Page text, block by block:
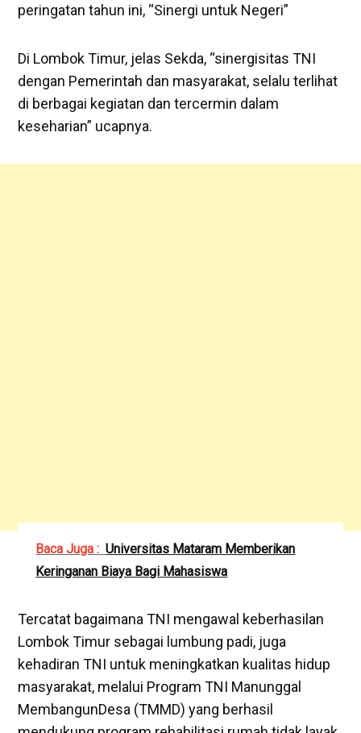
peringatan tahun ini, “Sinergi untuk Negeri”
Di Lombok Timur, jelas Sekda, “sinergisitas TNI
dengan Pemerintah dan masyarakat, selalu terlihat
di berbagai kegiatan dan tercermin dalam
keseharian” ucapnya.
Baca Juga : Universitas Mataram Memberikan
Keringanan Biaya Bagi Mahasiswa
Tercatat bagaimana TNI mengawal keberhasilan
Lombok Timur sebagai lumbung padi, juga
kehadiran TNI untuk meningkatkan kualitas hidup
masyarakat, melalui Program TNI Manunggal
MembangunDesa (TMMD) yang berhasil